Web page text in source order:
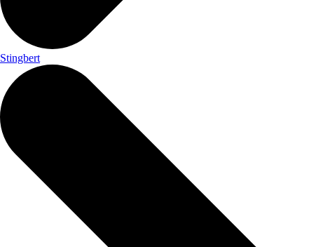
Stingbert